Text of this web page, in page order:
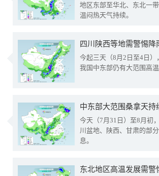
地区东部至华北、东北一
温闷热天气持续。
今起三天（8月2日至4日
我国中东部仍有大范围高
中东部大范围桑拿天
今天（7月31日）至8月初
川盆地、陕西、甘肃的部
息。
东北地区高温发展需